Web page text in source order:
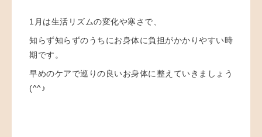
1月は生活リズムの変化や寒さで、
知らず知らずのうちにお身体に負担がかかりやすい時
期です。
早めのケアで巡りの良いお身体に整えていきましょう
(^^♪